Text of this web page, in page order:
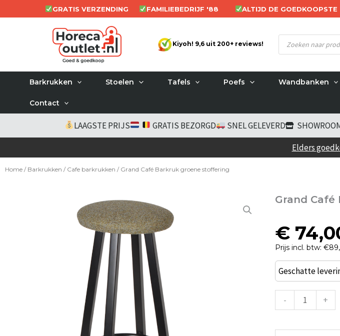
naar
GRATIS VERZENDING FAMILIEBEDRIJF '88 ALTIJD DE
Kiyoh! 9,6 uit 200+ reviews!
Producten
zoeken
Barkrukken Stoelen Tafels Poefs Wandbanken
Contact
LAAGSTE PRIJS GRATIS BEZORGD SNEL GELEVERD
Elders
Home / Barkrukken / Cafe barkrukken / Grand Café Barkruk groene stoffering
Grand
€
Prijs incl. btw:
Geschatte
-
Grand
Café
groene
+